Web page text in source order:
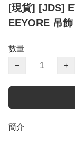
[現貨] [JDS]
EEYORE 吊
數量
−
+
簡介